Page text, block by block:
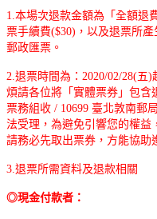
1.本場次退款金額為「全額退
票手續費($30)，以及退票所
郵政匯票。
2. 退票時間為： 2020/02/28(五)
煩請各位將「實體票券」包
票務組收 / 10699 臺北敦南郵
法受理，為避免引響您的權益
請務必先取出票券，方能協助
3.退票所需資料及退款相關
◎現金付款者：